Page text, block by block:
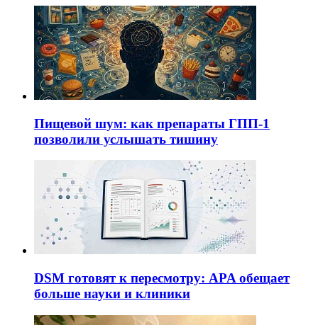
Пищевой шум: как препараты ГПП-1
позволили услышать тишину
DSM готовят к пересмотру: APA обещает
больше науки и клиники